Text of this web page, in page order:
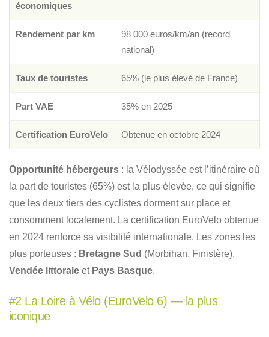
économiques
Rendement par km
98 000 euros/km/an (record
national)
Taux de touristes 65% (le plus élevé de France)
Part VAE 35% en 2025
Certification EuroVelo Obtenue en octobre 2024
Opportunité hébergeurs : la Vélodyssée est l’itinéraire où
la part de touristes (65%) est la plus élevée, ce qui signifie
que les deux tiers des cyclistes dorment sur place et
consomment localement. La certification EuroVelo obtenue
en 2024 renforce sa visibilité internationale. Les zones les
plus porteuses : Bretagne Sud (Morbihan, Finistère),
Vendée littorale et Pays Basque.
#2 La Loire à Vélo (EuroVelo 6) — la plus
iconique